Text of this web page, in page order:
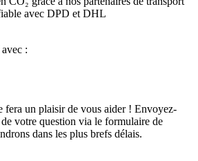
avec DPD et DHL
:
fera un plaisir de vous aider ! Envoyez-
votre question via le formulaire de
dans les plus brefs délais.